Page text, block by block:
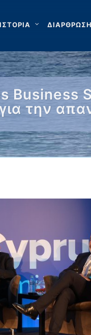
ΔΙΑΡΘΡΩΣΗ
την